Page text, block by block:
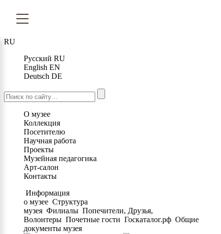
RU
Русский RU
English EN
Deutsch DE
О музее
Коллекция
Посетителю
Научная работа
Проекты
Музейная педагогика
Арт-салон
Контакты
Информация
о музее Структура
музея Филиалы Попечители, Друзья,
Волонтеры Почетные гости Госкаталог.рф Общие
документы музея